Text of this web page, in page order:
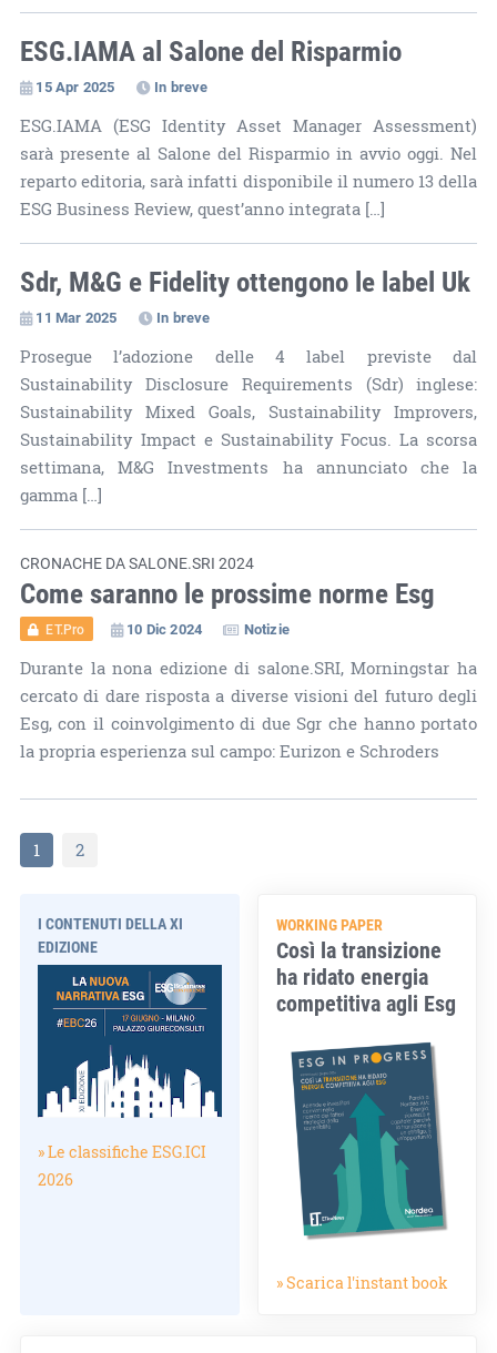
ESG.IAMA al Salone del Risparmio
15 Apr 2025 In breve
ESG.IAMA (ESG Identity Asset Manager Assessment)
sarà presente al Salone del Risparmio in avvio oggi. Nel
reparto editoria, sarà infatti disponibile il numero 13 della
ESG Business Review, quest’anno integrata […]
Sdr, M&G e Fidelity ottengono le label Uk
11 Mar 2025 In breve
Prosegue l’adozione delle 4 label previste dal
Sustainability Disclosure Requirements (Sdr) inglese:
Sustainability Mixed Goals, Sustainability Improvers,
Sustainability Impact e Sustainability Focus. La scorsa
settimana, M&G Investments ha annunciato che la
gamma […]
CRONACHE DA SALONE.SRI 2024
Come saranno le prossime norme Esg
ET.Pro 10 Dic 2024 Notizie
Durante la nona edizione di salone.SRI, Morningstar ha
cercato di dare risposta a diverse visioni del futuro degli
Esg, con il coinvolgimento di due Sgr che hanno portato
la propria esperienza sul campo: Eurizon e Schroders
1 2
I CONTENUTI DELLA XI
EDIZIONE
» Le classifiche ESG.ICI
2026
WORKING PAPER
Così la transizione
ha ridato energia
competitiva agli Esg
» Scarica l'instant book